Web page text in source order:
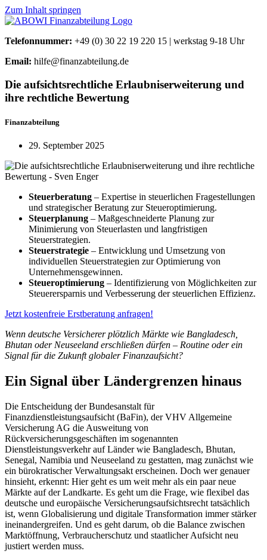
Zum Inhalt springen
Telefonnummer: +49 (0) 30 22 19 220 15 | werkstag 9-18 Uhr
Email: hilfe@finanzabteilung.de
Die aufsichtsrechtliche Erlaubniserweiterung und
ihre rechtliche Bewertung
Finanzabteilung
29. September 2025
Steuerberatung – Expertise in steuerlichen Fragestellungen
und strategischer Beratung zur Steueroptimierung.
Steuerplanung – Maßgeschneiderte Planung zur
Minimierung von Steuerlasten und langfristigen
Steuerstrategien.
Steuerstrategie – Entwicklung und Umsetzung von
individuellen Steuerstrategien zur Optimierung von
Unternehmensgewinnen.
Steueroptimierung – Identifizierung von Möglichkeiten zur
Steuerersparnis und Verbesserung der steuerlichen Effizienz.
Jetzt kostenfreie Erstberatung anfragen!
Wenn deutsche Versicherer plötzlich Märkte wie Bangladesch,
Bhutan oder Neuseeland erschließen dürfen – Routine oder ein
Signal für die Zukunft globaler Finanzaufsicht?
Ein Signal über Ländergrenzen hinaus
Die Entscheidung der Bundesanstalt für
Finanzdienstleistungsaufsicht (BaFin), der VHV Allgemeine
Versicherung AG die Ausweitung von
Rückversicherungsgeschäften im sogenannten
Dienstleistungsverkehr auf Länder wie Bangladesch, Bhutan,
Senegal, Namibia und Neuseeland zu gestatten, mag zunächst wie
ein bürokratischer Verwaltungsakt erscheinen. Doch wer genauer
hinsieht, erkennt: Hier geht es um weit mehr als ein paar neue
Märkte auf der Landkarte. Es geht um die Frage, wie flexibel das
deutsche und europäische Versicherungsaufsichtsrecht tatsächlich
ist, wenn Globalisierung und digitale Transformation immer stärker
ineinandergreifen. Und es geht darum, ob die Balance zwischen
Marktöffnung, Verbraucherschutz und staatlicher Aufsicht neu
justiert werden muss.